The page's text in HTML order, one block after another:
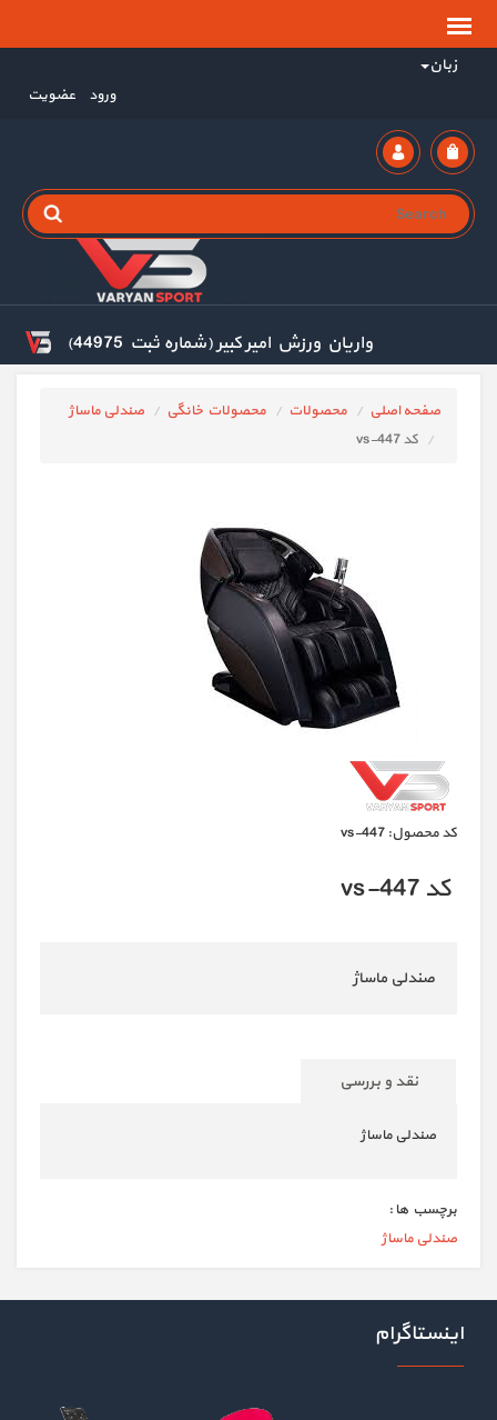
زبان
ورود عضویت
واریان ورزش امیر کبیر (شماره ثبت 44975)
صفحه اصلی محصولات محصولات خانگی
صندلی ماساژ
کد vs-447
كد محصول: vs-447
کد vs-447
صندلی ماساژ
نقد و بررسی
صندلی ماساژ
برچسب ها :
صندلی ماساژ
اینستاگرام